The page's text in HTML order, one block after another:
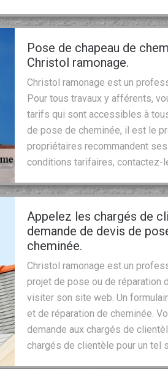
Pose de chapeau de
Christol ramonage.
Christol ramonage est un
Pour tous travaux y afférents,
tarifs qui sont accessibles à
de pose de cheminée, il est le
propriétaires recommandent
conditions tarifaires, contactez-
Appelez les chargés de
demande de devis de
cheminée.
Christol ramonage est un
projet de pose ou de réparation
visiter son site web. Un
et de réparation de cheminée.
demande aux chargés de
chargés de clientèle pour un tel